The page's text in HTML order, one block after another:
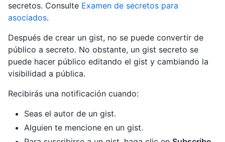
secretos. Consulte Examen de secretos para
asociados.
Después de crear un gist, no se puede convertir de
público a secreto. No obstante, un gist secreto se
puede hacer público editando el gist y cambiando la
visibilidad a pública.
Recibirás una notificación cuando:
Seas el autor de un gist.
Alguien te mencione en un gist.